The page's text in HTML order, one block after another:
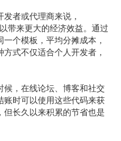
者或代理商来说，
带来更大的经济效益。通过
个模板，平均分摊成本，
式不仅适合个人开发者，
候，在线论坛、博客和社交
时可以使用这些代码来获
长久以来积累的节省也是